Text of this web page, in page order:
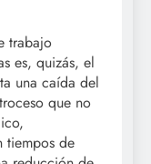
trabajo
es, quizás, el
una caída del
que no
tiempos de